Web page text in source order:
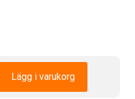
Org.kry
Lägg i varukorg